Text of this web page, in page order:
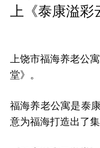
上《泰康溢彩
上饶市福海养老公
堂》。
福海养老公寓是泰
意为福海打造出了